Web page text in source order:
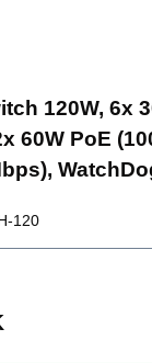
120W, 6x
60W PoE
120